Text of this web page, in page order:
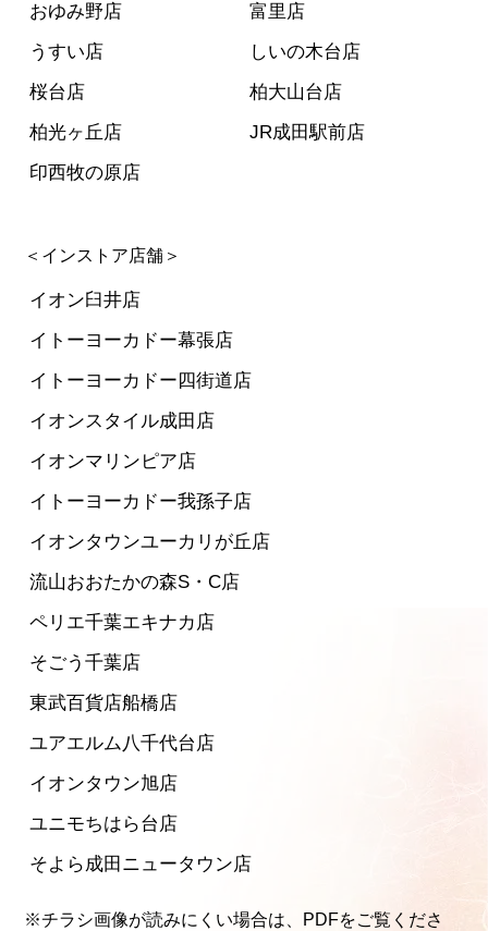
おゆみ野店
富里店
うすい店
しいの木台店
桜台店
柏大山台店
柏光ヶ丘店
JR成田駅前店
印西牧の原店
＜インストア店舗＞
イオン臼井店
イトーヨーカドー幕張店
イトーヨーカドー四街道店
イオンスタイル成田店
イオンマリンピア店
イトーヨーカドー我孫子店
イオンタウンユーカリが丘店
流山おおたかの森S・C店
ペリエ千葉エキナカ店
そごう千葉店
東武百貨店船橋店
ユアエルム八千代台店
イオンタウン旭店
ユニモちはら台店
そよら成田ニュータウン店
※チラシ画像が読みにくい場合は、 PDFをご覧くださ